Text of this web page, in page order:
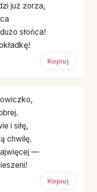
już zorza,
słońca!
Kopiuj
i siłę,
chwilę.
—
Kopiuj